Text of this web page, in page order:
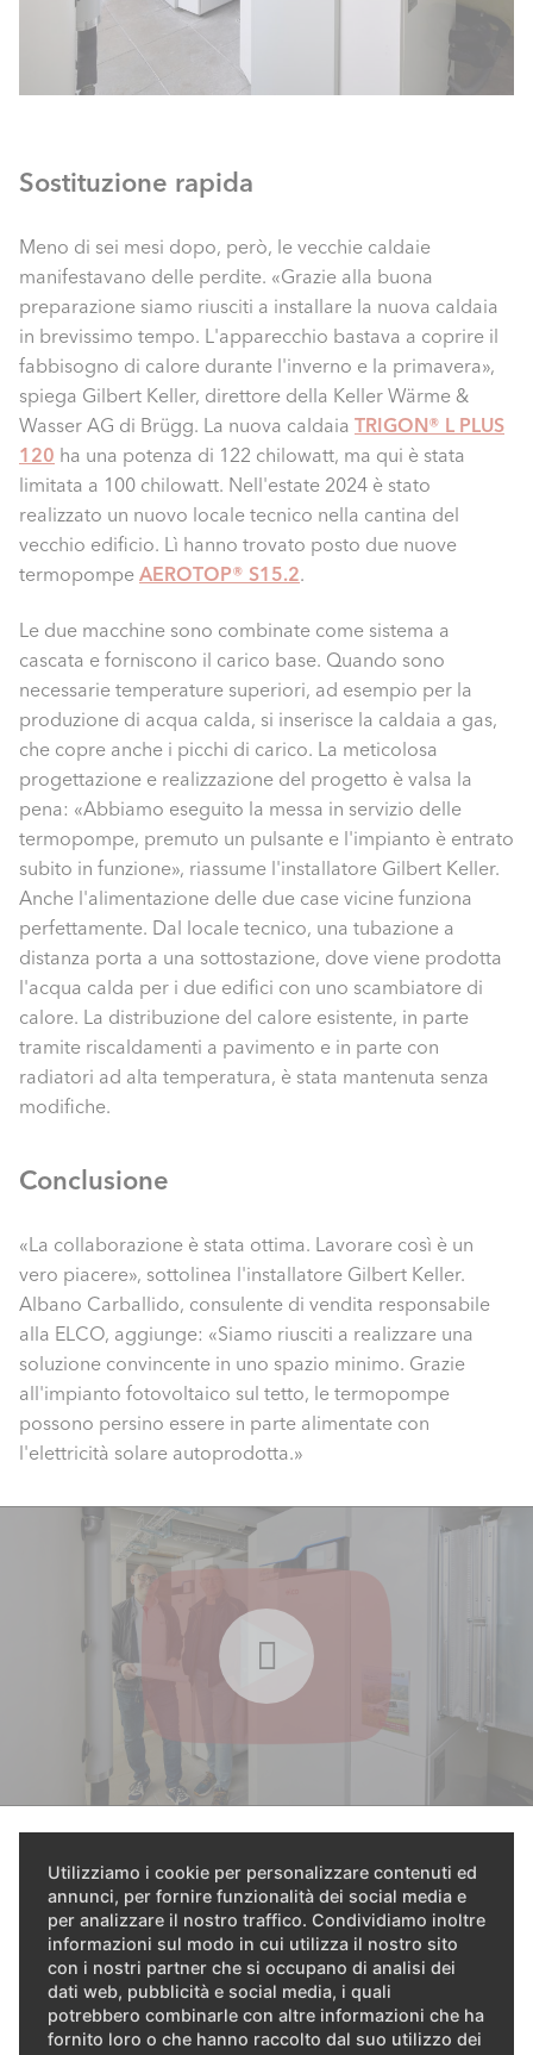
Utilizziamo i cookie per personalizzare contenuti ed
annunci, per fornire funzionalità dei social media e
per analizzare il nostro traffico. Condividiamo inoltre
informazioni sul modo in cui utilizza il nostro sito
con i nostri partner che si occupano di analisi dei
dati web, pubblicità e social media, i quali
potrebbero combinarle con altre informazioni che ha
fornito loro o che hanno raccolto dal suo utilizzo dei
Sostituzione rapida
Meno di sei mesi dopo, però, le vecchie caldaie
manifestavano delle perdite. «Grazie alla buona
preparazione siamo riusciti a installare la nuova caldaia
in brevissimo tempo. L'apparecchio bastava a coprire il
fabbisogno di calore durante l'inverno e la primavera»,
spiega Gilbert Keller, direttore della Keller Wärme &
Wasser AG di Brügg. La nuova caldaia TRIGON® L PLUS
120 ha una potenza di 122 chilowatt, ma qui è stata
limitata a 100 chilowatt. Nell'estate 2024 è stato
realizzato un nuovo locale tecnico nella cantina del
vecchio edificio. Lì hanno trovato posto due nuove
termopompe AEROTOP® S15.2.
Le due macchine sono combinate come sistema a
cascata e forniscono il carico base. Quando sono
necessarie temperature superiori, ad esempio per la
produzione di acqua calda, si inserisce la caldaia a gas,
che copre anche i picchi di carico. La meticolosa
progettazione e realizzazione del progetto è valsa la
pena: «Abbiamo eseguito la messa in servizio delle
termopompe, premuto un pulsante e l'impianto è entrato
subito in funzione», riassume l'installatore Gilbert Keller.
Anche l'alimentazione delle due case vicine funziona
perfettamente. Dal locale tecnico, una tubazione a
distanza porta a una sottostazione, dove viene prodotta
l'acqua calda per i due edifici con uno scambiatore di
calore. La distribuzione del calore esistente, in parte
tramite riscaldamenti a pavimento e in parte con
radiatori ad alta temperatura, è stata mantenuta senza
modifiche.
Conclusione
«La collaborazione è stata ottima. Lavorare così è un
vero piacere», sottolinea l'installatore Gilbert Keller.
Albano Carballido, consulente di vendita responsabile
alla ELCO, aggiunge: «Siamo riusciti a realizzare una
soluzione convincente in uno spazio minimo. Grazie
all'impianto fotovoltaico sul tetto, le termopompe
possono persino essere in parte alimentate con
l'elettricità solare autoprodotta.»
👉🏻 Scopri questo progetto sul
nostro canale YouTube